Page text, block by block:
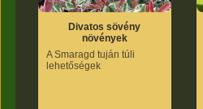
Divatos sövény
növények
A Smaragd tuján túli
lehetőségek